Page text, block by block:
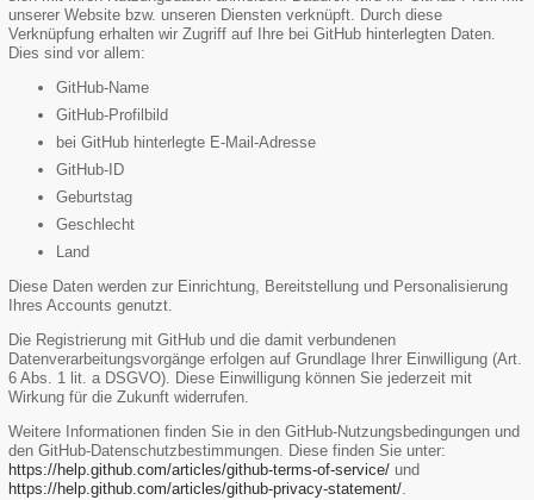
unserer Website bzw. unseren Diensten verknüpft. Durch diese
Verknüpfung erhalten wir Zugriff auf Ihre bei GitHub hinterlegten Daten.
Dies sind vor allem:
GitHub-Name
GitHub-Profilbild
bei GitHub hinterlegte E-Mail-Adresse
GitHub-ID
Geburtstag
Geschlecht
Land
Diese Daten werden zur Einrichtung, Bereitstellung und Personalisierung
Ihres Accounts genutzt.
Die Registrierung mit GitHub und die damit verbundenen
Datenverarbeitungsvorgänge erfolgen auf Grundlage Ihrer Einwilligung (Art.
6 Abs. 1 lit. a DSGVO). Diese Einwilligung können Sie jederzeit mit
Wirkung für die Zukunft widerrufen.
Weitere Informationen finden Sie in den GitHub-Nutzungsbedingungen und
den GitHub-Datenschutzbestimmungen. Diese finden Sie unter:
https://help.github.com/articles/github-terms-of-service/ und
https://help.github.com/articles/github-privacy-statement/.